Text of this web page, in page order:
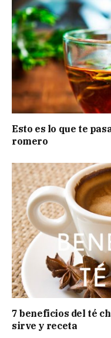
Esto es lo que te
romero
7 beneficios del té
sirve y receta